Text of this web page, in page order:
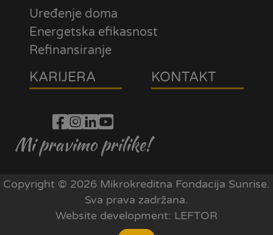
Uređenje doma
Energetska efikasnost
Refinansiranje
KARIJERA KONTAKT
Mi pravimo prilike!
Copyright © 2026 Mikrokreditna Fondacija Sunrise.
Sva prava zadržana.
Website development: LEFTOR